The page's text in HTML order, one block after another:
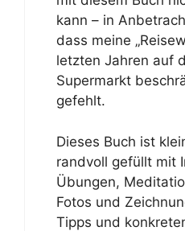
kann – in
dass meine
letzten Jahren auf
Supermarkt
gefehlt.
Dieses Buch ist
randvoll gefüllt mit
Übungen,
Fotos und
Tipps und